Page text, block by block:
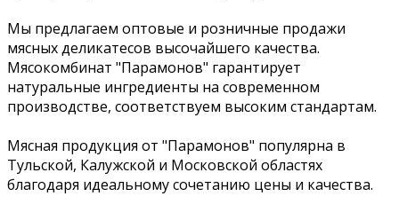
Мы предлагаем оптовые и розничные продажи
мясных деликатесов высочайшего качества.
Мясокомбинат "Парамонов" гарантирует
натуральные ингредиенты на современном
производстве, соответствуем высоким стандартам.
Мясная продукция от "Парамонов" популярна в
Тульской, Калужской и Московской областях
благодаря идеальному сочетанию цены и качества.